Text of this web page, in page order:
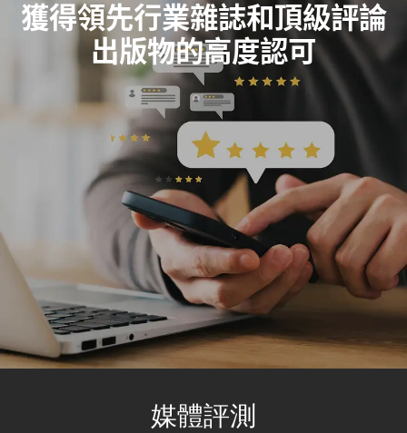
獲得領先行業雜誌和頂級評論
出版物的高度認可
媒體評測